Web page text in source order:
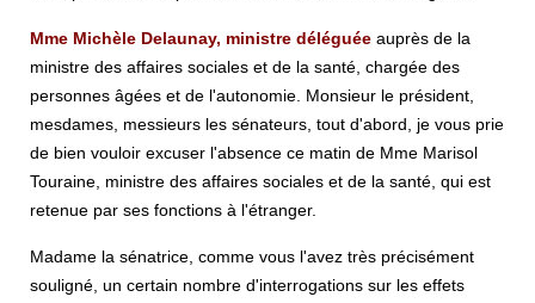
Mme Michèle Delaunay, ministre déléguée auprès de la
ministre des affaires sociales et de la santé, chargée des
personnes âgées et de l'autonomie. Monsieur le président,
mesdames, messieurs les sénateurs, tout d'abord, je vous prie
de bien vouloir excuser l'absence ce matin de Mme Marisol
Touraine, ministre des affaires sociales et de la santé, qui est
retenue par ses fonctions à l'étranger.
Madame la sénatrice, comme vous l'avez très précisément
souligné, un certain nombre d'interrogations sur les effets